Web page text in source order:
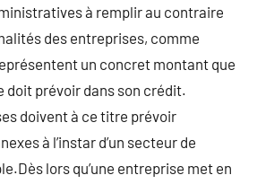
à remplir au contraire
des entreprises, comme
un concret montant que
doit prévoir dans son crédit.
doivent à ce titre prévoir
à l’instar d’un secteur de
lors qu’une entreprise met en